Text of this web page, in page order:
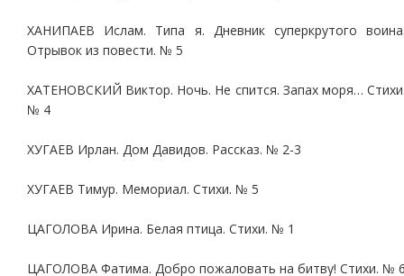
ХАНИПАЕВ Ислам. Типа я. Дневник суперкрутого
Отрывок из повести. № 5
ХАТЕНОВСКИЙ Виктор. Ночь. Не спится. Запах моря…
№ 4
ХУГАЕВ Ирлан. Дом Давидов. Рассказ. № 2-3
ХУГАЕВ Тимур. Мемориал. Стихи. № 5
ЦАГОЛОВА Ирина. Белая птица. Стихи. № 1
ЦАГОЛОВА Фатима. Добро пожаловать на битву! Стихи. №